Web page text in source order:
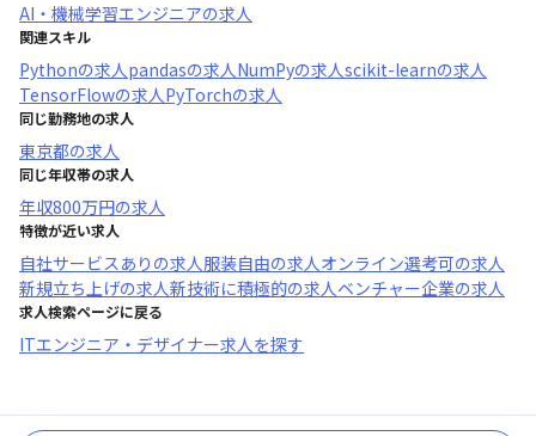
AI・機械学習エンジニアの求人
関連スキル
Pythonの求人pandasの求人NumPyの求人scikit-learnの求人
TensorFlowの求人PyTorchの求人
同じ勤務地の求人
東京都の求人
同じ年収帯の求人
年収800万円の求人
特徴が近い求人
自社サービスあり の求人服装自由の求人オンライン選考可の求人
新規立ち上げの求人新技術に積極的の求人ベンチャー企業の求人
求人検索ページに戻る
ITエンジニア・デザイナー求人を探す